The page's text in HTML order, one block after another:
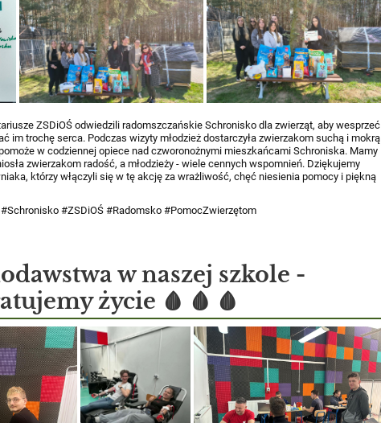
ZSDiOŚ odwiedzili radomszczańskie Schronisko dla zwierząt, aby wesprzeć
im trochę serca. Podczas wizyty młodzież dostarczyła zwierzakom suchą i mokrą
w codziennej opiece nad czworonożnymi mieszkańcami Schroniska. Mamy
zwierzakom radość, a młodzieży - wiele cennych wspomnień. Dziękujemy
którzy włączyli się w tę akcję za wrażliwość, chęć niesienia pomocy i piękną
#ZSDiOŚ #Radomsko #PomocZwierzętom
w naszej szkole -
życie 🩸 🩸 🩸